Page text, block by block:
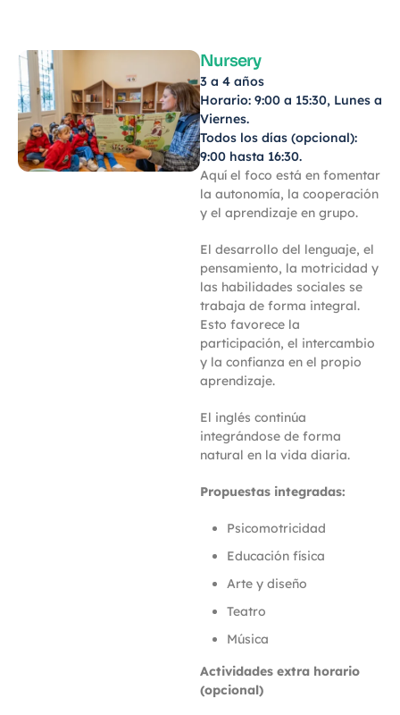
Nursery
3 a 4 años
Horario: 9:00 a 15:30, Lunes a
Viernes.
Todos los días (opcional):
9:00 hasta 16:30.
Aquí el foco está en fomentar
la autonomía, la cooperación
y el aprendizaje en grupo.
El desarrollo del lenguaje, el
pensamiento, la motricidad y
las habilidades sociales se
trabaja de forma integral.
Esto favorece la
participación, el intercambio
y la confianza en el propio
aprendizaje.
El inglés continúa
integrándose de forma
natural en la vida diaria.
Propuestas integradas:
Psicomotricidad
Educación física
Arte y diseño
Teatro
Música
Actividades extra horario
(opcional)